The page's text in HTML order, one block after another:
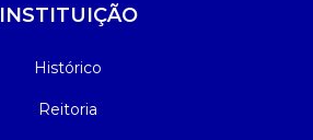
INSTITUIÇÃO
Histórico
Reitoria